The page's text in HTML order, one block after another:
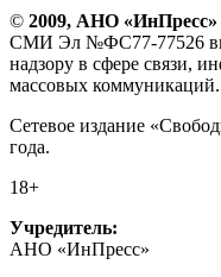
© 2009, АНО «ИнПресс»
СМИ Эл №ФС77-77526
надзору в сфере связи,
массовых коммуникаций.
Сетевое издание
года.
18+
Учредитель:
АНО «ИнПресс»